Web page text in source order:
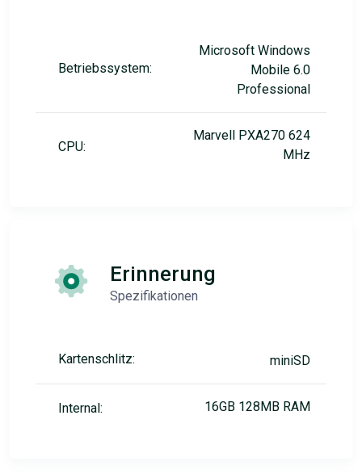
Betriebssystem:
Microsoft Windows
Mobile 6.0
Professional
CPU:
Marvell PXA270 624
MHz
Erinnerung
Spezifikationen
Kartenschlitz: miniSD
Internal: 16GB 128MB RAM